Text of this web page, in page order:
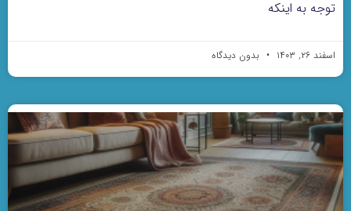
توجه به اینکه
اسفند ۲۶, ۱۴۰۳ بدون دیدگاه